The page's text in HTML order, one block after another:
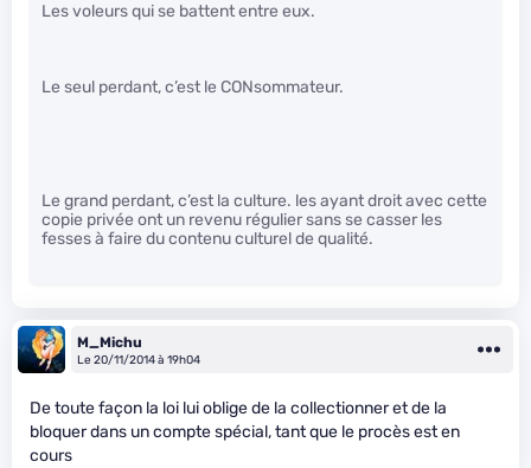
Les voleurs qui se battent entre eux.
Le seul perdant, c’est le CONsommateur.
Le grand perdant, c’est la culture. les ayant droit avec cette
copie privée ont un revenu régulier sans se casser les
fesses à faire du contenu culturel de qualité.
M_Michu
Le 20/11/2014 à 19h04
De toute façon la loi lui oblige de la collectionner et de la
bloquer dans un compte spécial, tant que le procès est en
cours